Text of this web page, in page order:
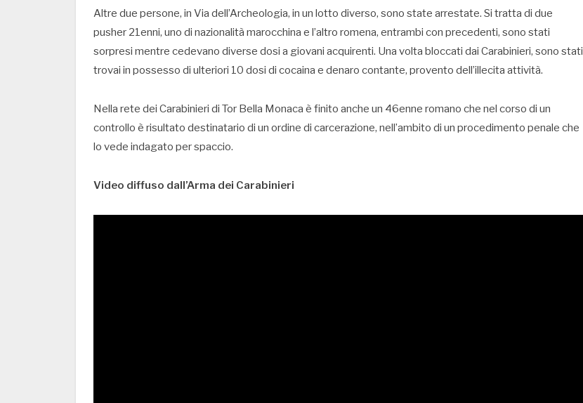
Altre due persone, in Via dell’Archeologia, in un lotto diverso, sono state arrestate. Si tratta di due
pusher 21enni, uno di nazionalità marocchina e l’altro romena, entrambi con precedenti, sono stati
sorpresi mentre cedevano diverse dosi a giovani acquirenti. Una volta bloccati dai Carabinieri, sono stati
trovai in possesso di ulteriori 10 dosi di cocaina e denaro contante, provento dell’illecita attività.
Nella rete dei Carabinieri di Tor Bella Monaca è finito anche un 46enne romano che nel corso di un
controllo è risultato destinatario di un ordine di carcerazione, nell’ambito di un procedimento penale che
lo vede indagato per spaccio.
Video diffuso dall’Arma dei Carabinieri